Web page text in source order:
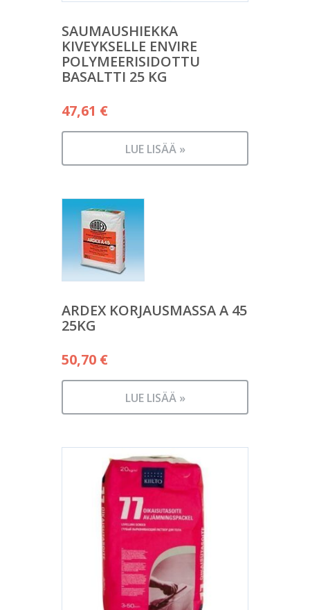
SAUMAUSHIEKKA
KIVEYKSELLE ENVIRE
POLYMEERISIDOTTU
BASALTTI 25 KG
47,61 €
LUE LISÄÄ »
ARDEX KORJAUSMASSA A 45
25KG
50,70 €
LUE LISÄÄ »